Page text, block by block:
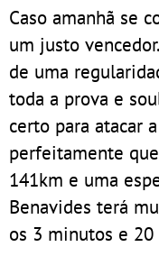
Caso amanhã se
um justo
de uma
toda a prova e
certo para atacar
perfeitamente
141km e uma
Benavides terá
os 3 minutos e 20